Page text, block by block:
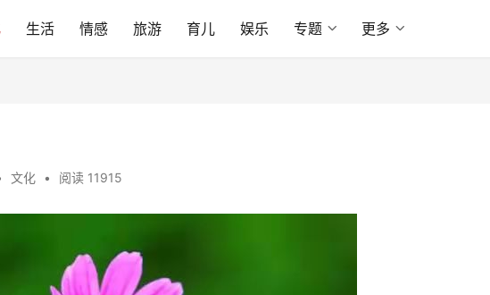
生活 情感 旅游 育儿 娱乐 专题 更多
文化 • 阅读 11915